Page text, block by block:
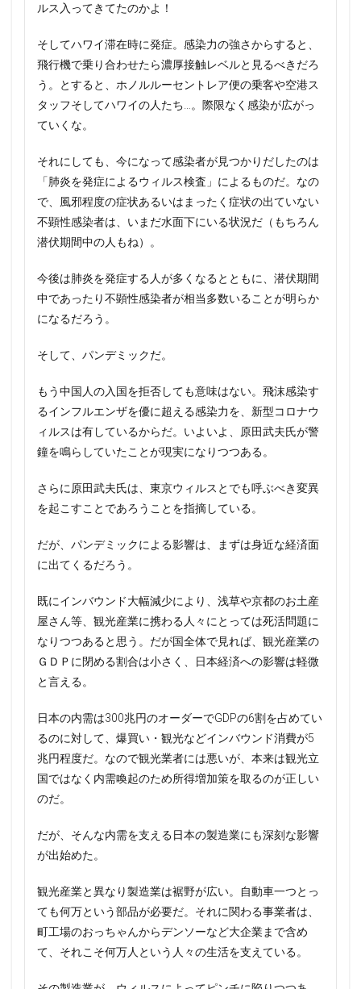
ルス入ってきてたのかよ！
そしてハワイ滞在時に発症。感染力の強さからすると、
飛行機で乗り合わせたら濃厚接触レベルと見るべきだろ
う。とすると、ホノルルーセントレア便の乗客や空港ス
タッフそしてハワイの人たち…。際限なく感染が広がっ
ていくな。
それにしても、今になって感染者が見つかりだしたのは
「肺炎を発症によるウィルス検査」によるものだ。なの
で、風邪程度の症状あるいはまったく症状の出ていない
不顕性感染者は、いまだ水面下にいる状況だ（もちろん
潜伏期間中の人もね）。
今後は肺炎を発症する人が多くなるとともに、潜伏期間
中であったり不顕性感染者が相当多数いることが明らか
になるだろう。
そして、パンデミックだ。
もう中国人の入国を拒否しても意味はない。飛沫感染す
るインフルエンザを優に超える感染力を、新型コロナウ
ィルスは有しているからだ。いよいよ、原田武夫氏が警
鐘を鳴らしていたことが現実になりつつある。
さらに原田武夫氏は、東京ウィルスとでも呼ぶべき変異
を起こすことであろうことを指摘している。
だが、パンデミックによる影響は、まずは身近な経済面
に出てくるだろう。
既にインバウンド大幅減少により、浅草や京都のお土産
屋さん等、観光産業に携わる人々にとっては死活問題に
なりつつあると思う。だが国全体で見れば、観光産業の
ＧＤＰに閉める割合は小さく、日本経済への影響は軽微
と言える。
日本の内需は300兆円のオーダーでGDPの6割を占めてい
るのに対して、爆買い・観光などインバウンド消費が5
兆円程度だ。なので観光業者には悪いが、本来は観光立
国ではなく内需喚起のため所得増加策を取るのが正しい
のだ。
だが、そんな内需を支える日本の製造業にも深刻な影響
が出始めた。
観光産業と異なり製造業は裾野が広い。自動車一つとっ
ても何万という部品が必要だ。それに関わる事業者は、
町工場のおっちゃんからデンソーなど大企業まで含め
て、それこそ何万人という人々の生活を支えている。